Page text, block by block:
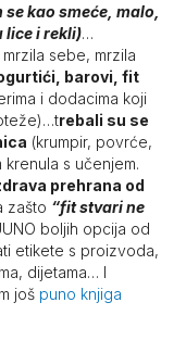
kao smeće, malo,
lice i rekli)…
sebe, mrzila
barovi, fit
i dodacima koji
rebali su se
(krumpir, povrće,
s učenjem.
prehrana od
zašto “fit stvari ne
boljih opcija od
etikete s proizvoda,
dijetama… I
još puno knjiga